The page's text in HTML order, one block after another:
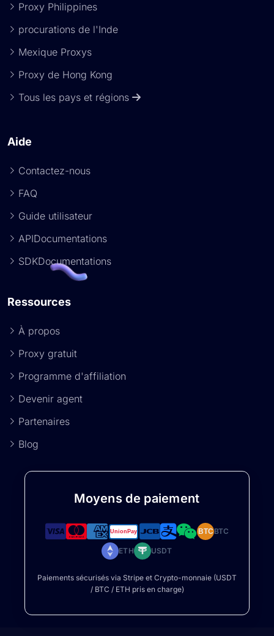
Proxy Philippines
procurations de l'Inde
Mexique Proxys
Proxy de Hong Kong
Tous les pays et régions
Aide
Contactez-nous
FAQ
Guide utilisateur
APIDocumentations
SDKDocumentations
Ressources
À propos
Proxy gratuit
Programme d'affiliation
Devenir agent
Partenaires
Blog
Moyens de paiement
BTCBTC
ETH USDT
Paiements sécurisés via Stripe et Crypto-monnaie (USDT
/ BTC / ETH pris en charge)